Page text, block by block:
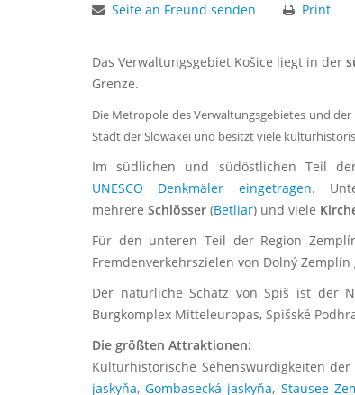
Seite an Freund senden Print
Das Verwaltungsgebiet Košice liegt in der
Grenze.
Die Metropole des Verwaltungsgebietes und
Stadt der Slowakei und besitzt viele
Im südlichen und südöstlichen Teil
UNESCO Denkmäler eingetragen.
mehrere Schlösser (Betliar) und viele
Für den unteren Teil der Region
Fremdenverkehrszielen von Dolný
Der natürliche Schatz von Spiš ist der
Burgkomplex Mitteleuropas, Spišské
Die größten Attraktionen:
Kulturhistorische Sehenswürdigkeiten
jaskyňa,Gombasecká jaskyňa, Stausee